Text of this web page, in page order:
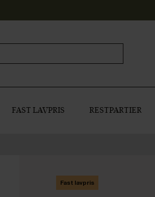
FAST LAVPRIS RESTPARTIER
Fast lavpris